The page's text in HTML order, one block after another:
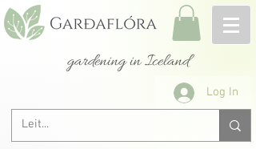
gardening in Iceland
Log In